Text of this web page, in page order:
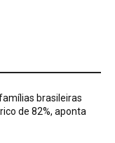
brasileiras
de 82%, aponta